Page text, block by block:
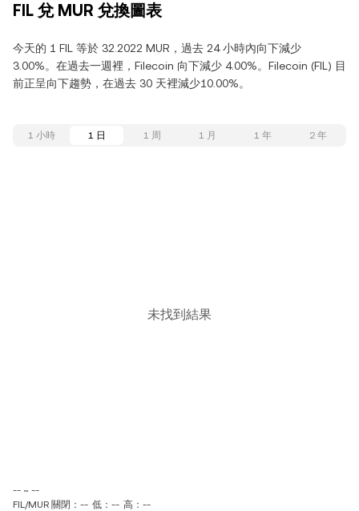
FIL 兌 MUR 兌換圖表
今天的 1 FIL 等於 32.2022 MUR，過去 24 小時內向下減少
3.00%。在過去一週裡，Filecoin 向下減少 4.00%。Filecoin (FIL) 目
前正呈向下趨勢，在過去 30 天裡減少10.00%。
1 小時 1 日 1 周 1 月 1 年 2 年
未找到結果
-- ~ --
FIL/MUR 關閉：-- 低：-- 高：--